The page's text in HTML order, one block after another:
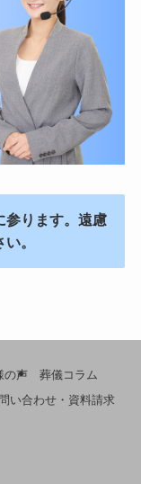
参ります。遠慮
。
の声
葬儀コラム
い合わせ・資料請求